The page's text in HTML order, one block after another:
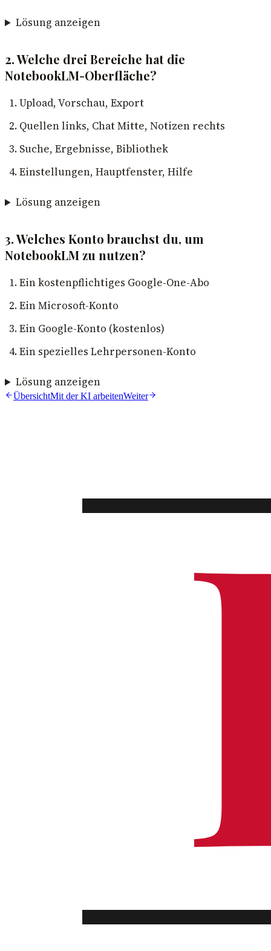
Lösung anzeigen
2. Welche drei Bereiche hat die
NotebookLM-Oberfläche?
Upload, Vorschau, Export
Quellen links, Chat Mitte, Notizen rechts
Suche, Ergebnisse, Bibliothek
Einstellungen, Hauptfenster, Hilfe
Lösung anzeigen
3. Welches Konto brauchst du, um
NotebookLM zu nutzen?
Ein kostenpflichtiges Google-One-Abo
Ein Microsoft-Konto
Ein Google-Konto (kostenlos)
Ein spezielles Lehrpersonen-Konto
Lösung anzeigen
ÜbersichtMit der KI arbeitenWeiter